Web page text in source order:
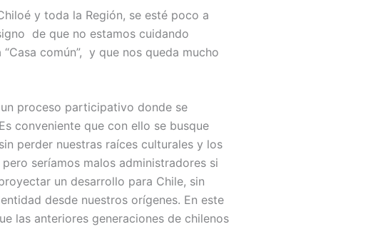
y toda la Región, se esté poco a
de que no estamos cuidando
común”, y que nos queda mucho
proceso participativo donde se
conveniente que con ello se busque
perder nuestras raíces culturales y los
seríamos malos administradores si
un desarrollo para Chile, sin
desde nuestros orígenes. En este
las anteriores generaciones de chilenos